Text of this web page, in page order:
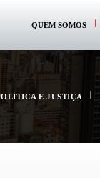
QUEM SOMOS
E JUSTIÇA